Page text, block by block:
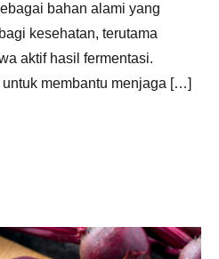
bahan alami yang
kesehatan, terutama
aktif hasil fermentasi.
membantu menjaga […]